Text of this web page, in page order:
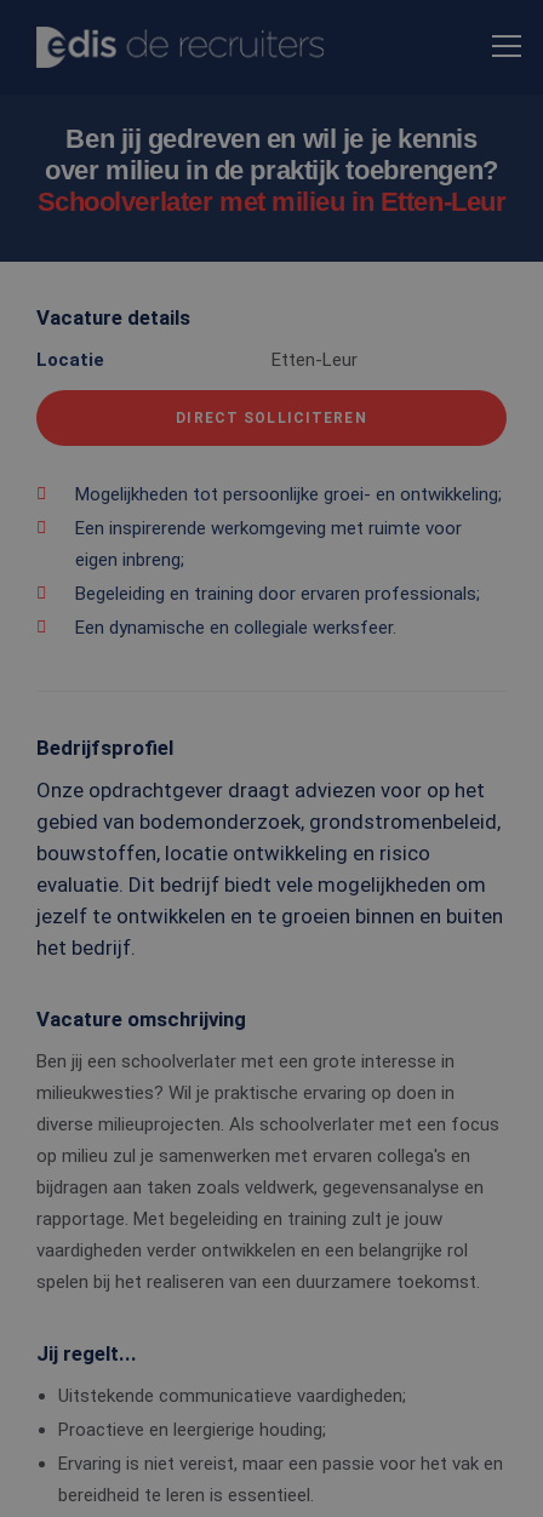
Ben jij gedreven en wil je je kennis
over milieu in de praktijk toebrengen?
Schoolverlater met milieu in Etten-Leur
Vacature details
Locatie Etten-Leur
DIRECT SOLLICITEREN
Mogelijkheden tot persoonlijke groei- en ontwikkeling;
Een inspirerende werkomgeving met ruimte voor
eigen inbreng;
Begeleiding en training door ervaren professionals;
Een dynamische en collegiale werksfeer.
Bedrijfsprofiel
Onze opdrachtgever draagt adviezen voor op het
gebied van bodemonderzoek, grondstromenbeleid,
bouwstoffen, locatie ontwikkeling en risico
evaluatie. Dit bedrijf biedt vele mogelijkheden om
jezelf te ontwikkelen en te groeien binnen en buiten
het bedrijf.
Vacature omschrijving
Ben jij een schoolverlater met een grote interesse in
milieukwesties? Wil je praktische ervaring op doen in
diverse milieuprojecten. Als schoolverlater met een focus
op milieu zul je samenwerken met ervaren collega's en
bijdragen aan taken zoals veldwerk, gegevensanalyse en
rapportage. Met begeleiding en training zult je jouw
vaardigheden verder ontwikkelen en een belangrijke rol
spelen bij het realiseren van een duurzamere toekomst.
Jij regelt...
Uitstekende communicatieve vaardigheden;
Proactieve en leergierige houding;
Ervaring is niet vereist, maar een passie voor het vak en
bereidheid te leren is essentieel.